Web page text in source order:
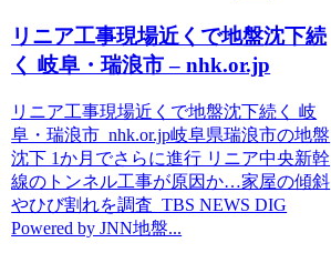
リニア工事現場近くで地盤沈下続
く 岐阜・瑞浪市 – nhk.or.jp
リニア工事現場近くで地盤沈下続く 岐
阜・瑞浪市 nhk.or.jp岐阜県瑞浪市の地盤
沈下 1か月でさらに進行 リニア中央新幹
線のトンネル工事が原因か…家屋の傾斜
やひび割れを調査 TBS NEWS DIG
Powered by JNN地盤...